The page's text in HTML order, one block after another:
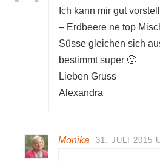
Ich kann mir gut
– Erdbeere ne top
Süsse gleichen sich
bestimmt super 🙂
Lieben Gruss
Alexandra
Monika 31. JULI 2015